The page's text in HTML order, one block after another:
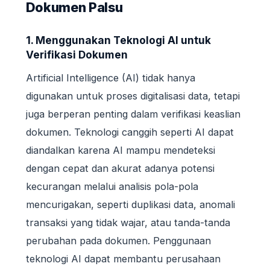
Dokumen Palsu
1. Menggunakan Teknologi AI untuk
Verifikasi Dokumen
Artificial Intelligence (AI) tidak hanya
digunakan untuk proses digitalisasi data, tetapi
juga berperan penting dalam verifikasi keaslian
dokumen. Teknologi canggih seperti AI dapat
diandalkan karena AI mampu mendeteksi
dengan cepat dan akurat adanya potensi
kecurangan melalui analisis pola-pola
mencurigakan, seperti duplikasi data, anomali
transaksi yang tidak wajar, atau tanda-tanda
perubahan pada dokumen. Penggunaan
teknologi AI dapat membantu perusahaan